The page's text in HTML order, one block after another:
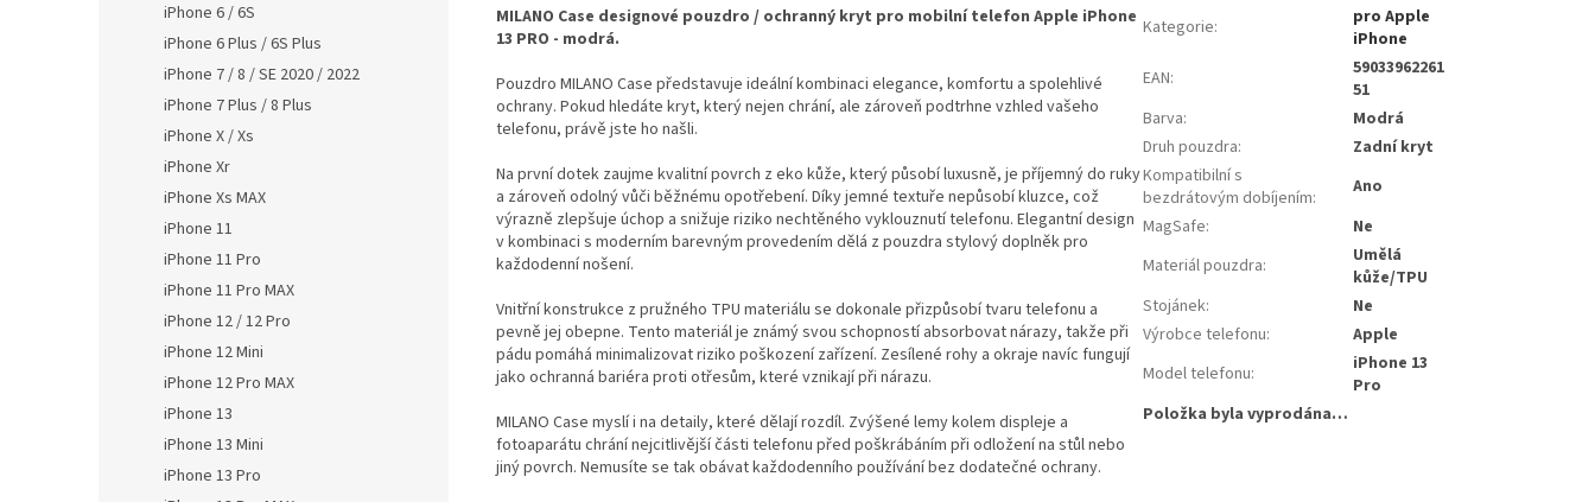
iPhone 6 / 6S
iPhone 6 Plus / 6S Plus
iPhone 7 / 8 / SE 2020 / 2022
iPhone 7 Plus / 8 Plus
iPhone X / Xs
iPhone Xr
iPhone Xs MAX
iPhone 11
iPhone 11 Pro
iPhone 11 Pro MAX
iPhone 12 / 12 Pro
iPhone 12 Mini
iPhone 12 Pro MAX
iPhone 13
iPhone 13 Mini
iPhone 13 Pro
MILANO Case designové pouzdro / ochranný kryt pro mobilní telefon Apple iPhone
13 PRO - modrá.
Pouzdro MILANO Case představuje ideální kombinaci elegance, komfortu a spolehlivé
ochrany. Pokud hledáte kryt, který nejen chrání, ale zároveň podtrhne vzhled vašeho
telefonu, právě jste ho našli.
Na první dotek zaujme kvalitní povrch z eko kůže, který působí luxusně, je příjemný do ruky
a zároveň odolný vůči běžnému opotřebení. Díky jemné textuře nepůsobí kluzce, což
výrazně zlepšuje úchop a snižuje riziko nechtěného vyklouznutí telefonu. Elegantní design
v kombinaci s moderním barevným provedením dělá z pouzdra stylový doplněk pro
každodenní nošení.
Vnitřní konstrukce z pružného TPU materiálu se dokonale přizpůsobí tvaru telefonu a
pevně jej obepne. Tento materiál je známý svou schopností absorbovat nárazy, takže při
pádu pomáhá minimalizovat riziko poškození zařízení. Zesílené rohy a okraje navíc fungují
jako ochranná bariéra proti otřesům, které vznikají při nárazu.
MILANO Case myslí i na detaily, které dělají rozdíl. Zvýšené lemy kolem displeje a
fotoaparátu chrání nejcitlivější části telefonu před poškrábáním při odložení na stůl nebo
jiný povrch. Nemusíte se tak obávat každodenního používání bez dodatečné ochrany.
Kategorie:
pro Apple
iPhone
EAN:
59033962261
51
Barva:
Modrá
Druh pouzdra:
Zadní kryt
Kompatibilní s
bezdrátovým dobíjením:
Ano
MagSafe:
Ne
Materiál pouzdra:
Umělá
kůže/TPU
Stojánek:
Ne
Výrobce telefonu:
Apple
Model telefonu:
iPhone 13
Pro
Položka byla vyprodána…